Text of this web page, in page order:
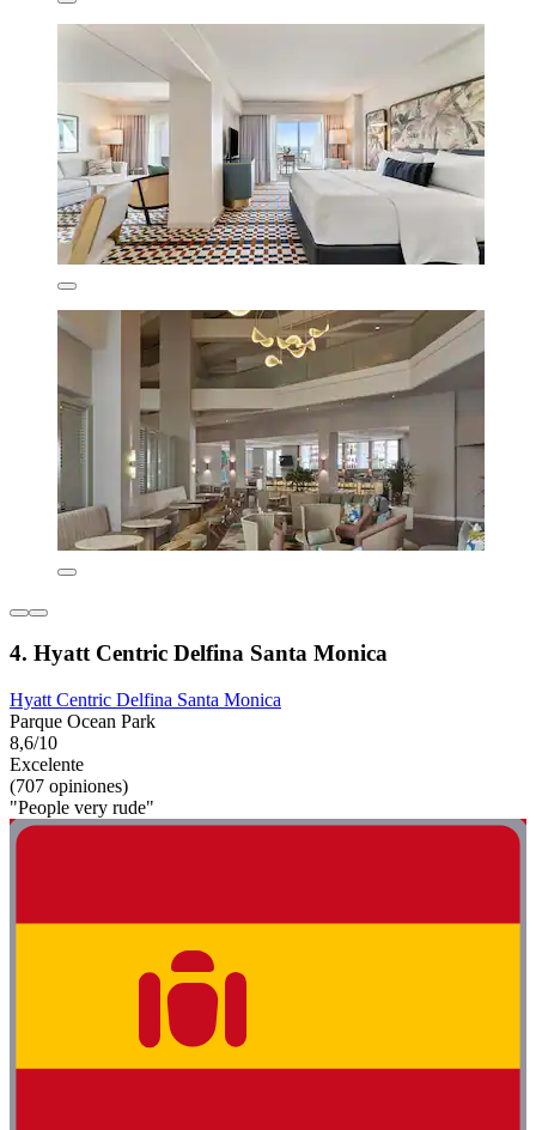
4. Hyatt Centric Delfina Santa Monica
Hyatt Centric Delfina Santa Monica
Parque Ocean Park
8,6/10
Excelente
(707 opiniones)
"People very rude"